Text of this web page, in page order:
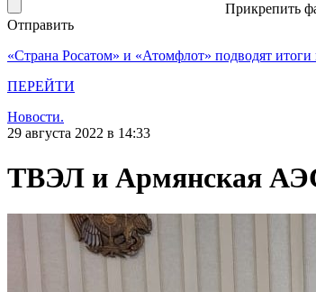
Прикрепить
Отправить
«Страна Росатом» и «Атомфлот» подводят
ПЕРЕЙТИ
Новости.
29 августа 2022 в 14:33
ТВЭЛ и Армянская АЭС